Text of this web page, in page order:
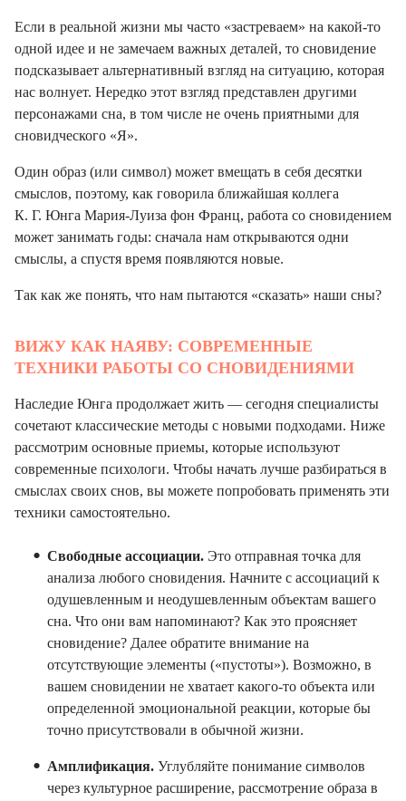
Если в реальной жизни мы часто «застреваем» на какой-то
одной идее и не замечаем важных деталей, то сновидение
подсказывает альтернативный взгляд на ситуацию, которая
нас волнует. Нередко этот взгляд представлен другими
персонажами сна, в том числе не очень приятными для
сновидческого «Я».
Один образ (или символ) может вмещать в себя десятки
смыслов, поэтому, как говорила ближайшая коллега
К. Г. Юнга Мария-Луиза фон Франц, работа со сновидением
может занимать годы: сначала нам открываются одни
смыслы, а спустя время появляются новые.
Так как же понять, что нам пытаются «сказать» наши сны?
ВИЖУ КАК НАЯВУ: СОВРЕМЕННЫЕ
ТЕХНИКИ РАБОТЫ СО СНОВИДЕНИЯМИ
Наследие Юнга продолжает жить — сегодня специалисты
сочетают классические методы с новыми подходами. Ниже
рассмотрим основные приемы, которые используют
современные психологи. Чтобы начать лучше разбираться в
смыслах своих снов, вы можете попробовать применять эти
техники самостоятельно.
Свободные ассоциации. Это отправная точка для
анализа любого сновидения. Начните с ассоциаций к
одушевленным и неодушевленным объектам вашего
сна. Что они вам напоминают? Как это проясняет
сновидение? Далее обратите внимание на
отсутствующие элементы («пустоты»). Возможно, в
вашем сновидении не хватает какого-то объекта или
определенной эмоциональной реакции, которые бы
точно присутствовали в обычной жизни.
Амплификация. Углубляйте понимание символов
через культурное расширение, рассмотрение образа в